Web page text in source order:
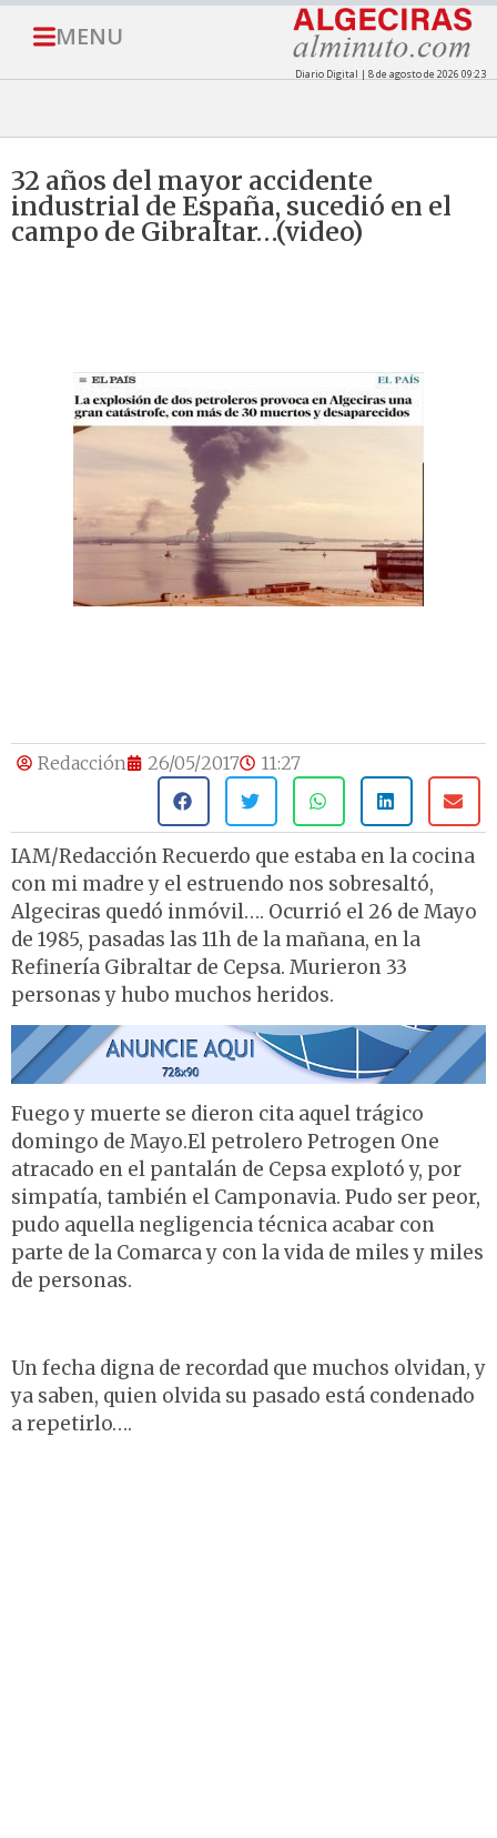
MENU
Diario Digital | 8 de agosto de 2026 09:23
32 años del mayor accidente
industrial de España, sucedió en el
campo de Gibraltar…(video)
Redacción 26/05/2017 11:27
IAM/Redacción Recuerdo que estaba en la cocina
con mi madre y el estruendo nos sobresaltó,
Algeciras quedó inmóvil…. Ocurrió el 26 de Mayo
de 1985, pasadas las 11h de la mañana, en la
Refinería Gibraltar de Cepsa. Murieron 33
personas y hubo muchos heridos.
Fuego y muerte se dieron cita aquel trágico
domingo de Mayo.El petrolero Petrogen One
atracado en el pantalán de Cepsa explotó y, por
simpatía, también el Camponavia. Pudo ser peor,
pudo aquella negligencia técnica acabar con
parte de la Comarca y con la vida de miles y miles
de personas.
Un fecha digna de recordad que muchos olvidan, y
ya saben, quien olvida su pasado está condenado
a repetirlo….